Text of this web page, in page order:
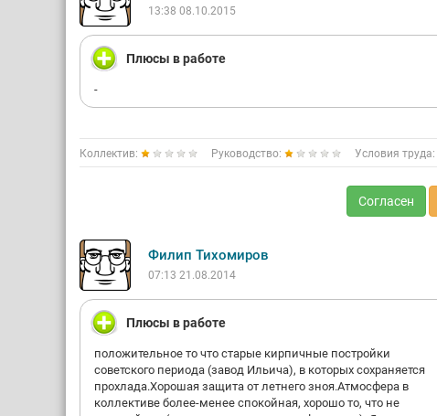
13:38 08.10.2015
Плюсы в работе
-
Коллектив: Руководство: Условия труда:
Согласен
Филип Тихомиров
07:13 21.08.2014
Плюсы в работе
положительное то что старые кирпичные постройки
советского периода (завод Ильича), в которых сохраняется
прохлада.Хорошая защита от летнего зноя.Атмосфера в
коллективе более-менее спокойная, хорошо то, что не